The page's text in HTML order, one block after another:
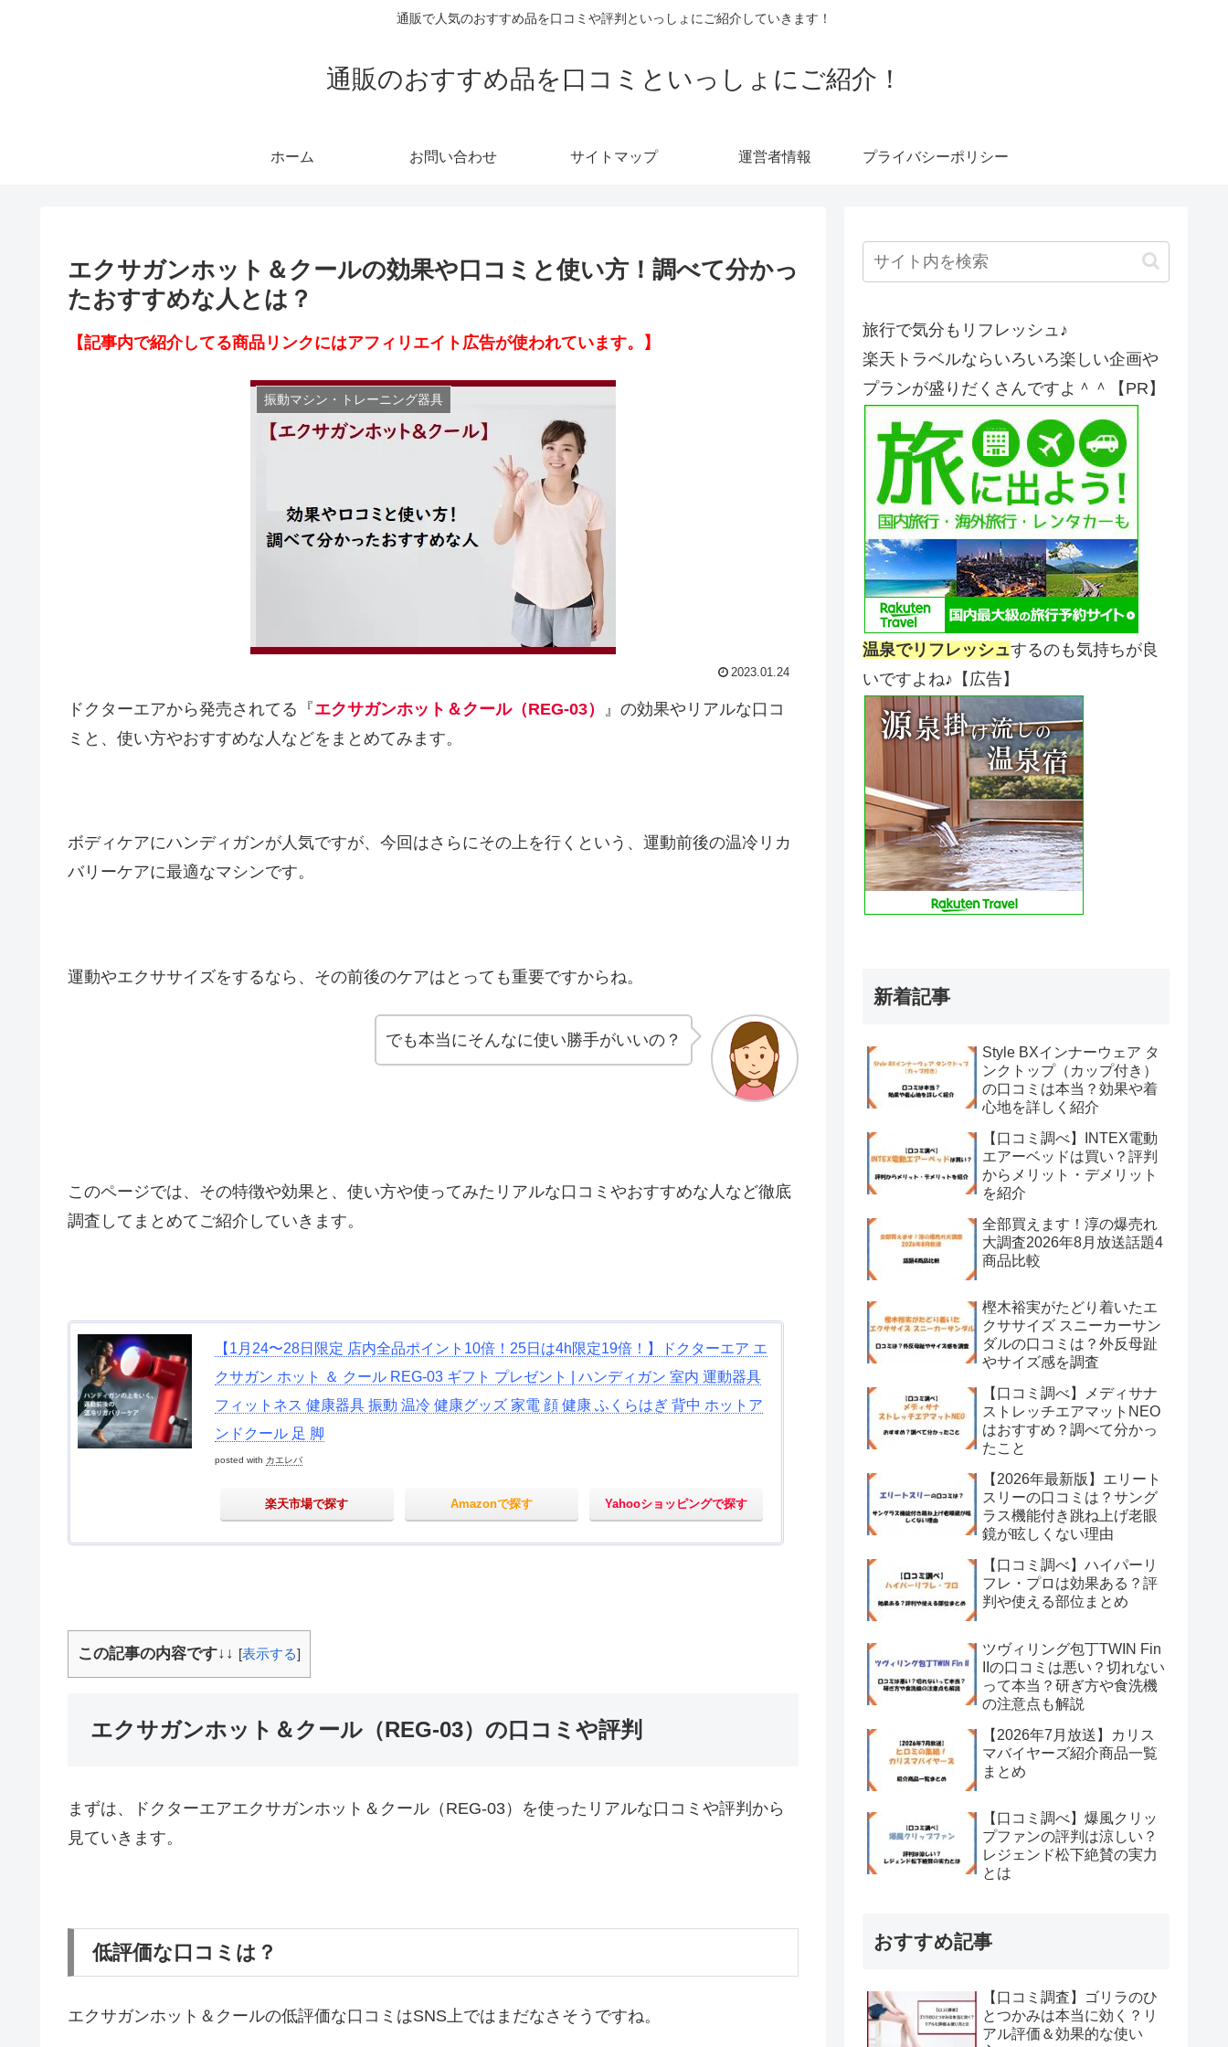
通販で人気のおすすめ品を口コミや評判といっしょにご紹介していきます！
通販のおすすめ品を口コミといっしょにご紹介！
ホーム お問い合わせ サイトマップ 運営者情報 プライバシーポリシー
エクサガンホット＆クールの効果や口コミと使い方！調べて分かっ
たおすすめな人とは？
【記事内で紹介してる商品リンクにはアフィリエイト広告が使われています。】
振動マシン・トレーニング器具
2023.01.24
ドクターエアから発売されてる『エクサガンホット＆クール（REG-03）
』の効果やリアルな口コ
ミと、使い方やおすすめな人などをまとめてみます。
ボディケアにハンディガンが人気ですが、今回はさらにその上を行くという、運動前後の温冷リカ
バリーケアに最適なマシンです。
運動やエクササイズをするなら、その前後のケアはとっても重要ですからね。
でも本当にそんなに使い勝手がいいの？
このページでは、その特徴や効果と、使い方や使ってみたリアルな口コミやおすすめな人など徹底
調査してまとめてご紹介していきます。
【1月24〜28日限定 店内全品ポイント10倍！25日は4h限定19倍！】ドクターエア エ
クサガン ホット ＆ クール REG-03 ギフト プレゼント | ハンディガン 室内 運動器具
フィットネス 健康器具 振動 温冷 健康グッズ 家電 顔 健康 ふくらはぎ 背中 ホットア
ンドクール 足 脚
posted with カエレバ
楽天市場で探す Amazonで探す Yahooショッピングで探す
この記事の内容です↓↓ [表示する]
エクサガンホット＆クール（REG-03）の口コミや評判
まずは、ドクターエアエクサガンホット＆クール（REG-03）を使ったリアルな口コミや評判から
見ていきます。
低評価な口コミは？
エクサガンホット＆クールの低評価な口コミはSNS上ではまだなさそうですね。
旅行で気分もリフレッシュ♪
楽天トラベルならいろいろ楽しい企画や
プランが盛りだくさんですよ＾＾【PR】
温泉でリフレッシュするのも気持ちが良
いですよね♪【広告】
新着記事
Style BXインナーウェア タ
ンクトップ（カップ付き）
の口コミは本当？効果や着
心地を詳しく紹介
【口コミ調べ】INTEX電動
エアーベッドは買い？評判
からメリット・デメリット
を紹介
全部買えます！淳の爆売れ
大調査2026年8月放送話題4
商品比較
樫木裕実がたどり着いたエ
クササイズ スニーカーサン
ダルの口コミは？外反母趾
やサイズ感を調査
【口コミ調べ】メディサナ
ストレッチエアマットNEO
はおすすめ？調べて分かっ
たこと
【2026年最新版】エリート
スリーの口コミは？サング
ラス機能付き跳ね上げ老眼
鏡が眩しくない理由
【口コミ調べ】ハイパーリ
フレ・プロは効果ある？評
判や使える部位まとめ
ツヴィリング包丁TWIN Fin
IIの口コミは悪い？切れない
って本当？研ぎ方や食洗機
の注意点も解説
【2026年7月放送】カリス
マバイヤーズ紹介商品一覧
まとめ
【口コミ調べ】爆風クリッ
プファンの評判は涼しい？
レジェンド松下絶賛の実力
とは
おすすめ記事
【口コミ調査】ゴリラのひ
とつかみは本当に効く？リ
アル評価＆効果的な使い